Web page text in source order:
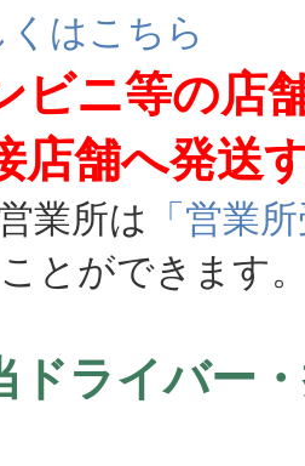
くはこちら
ビニ等の店
店舗へ発送
所は 「営業
とができます
ドライバー